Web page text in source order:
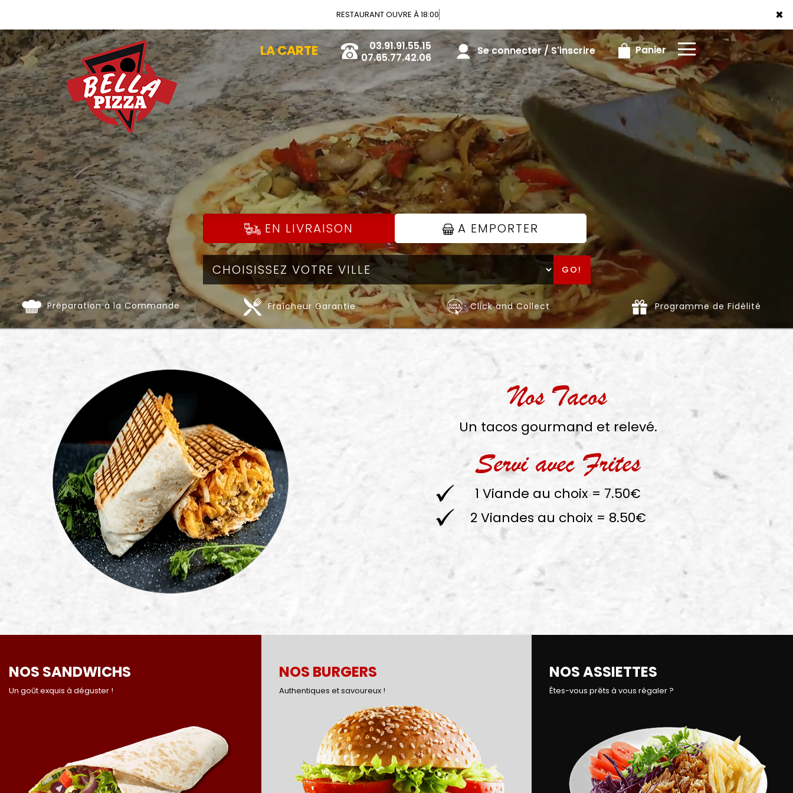
×
RESTAURANT OUVRE À 18:00
LA CARTE
03.91.91.55.15
07.65.77.42.06
Se connecter / S'inscrire Panier
×
EN LIVRAISON A EMPORTER
GO!
Préparation à la Commande Fraîcheur Garantie Click and Collect Programme de Fidélité
Nos Tacos
Un tacos gourmand et relevé.
Servi avec Frites
1 Viande au choix = 7.50€
2 Viandes au choix = 8.50€
NOS SANDWICHS
Un goût exquis à déguster !
NOS BURGERS
Authentiques et savoureux !
NOS ASSIETTES
Êtes-vous prêts à vous régaler ?